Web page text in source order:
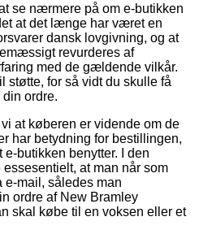
se nærmere på om e-butikken
at det længe har været en
dansk lovgivning, og at
revurderes af
med de gældende vilkår.
støtte, for så vidt du skulle få
ordre.
at køberen er vidende om de
har betydning for bestillingen,
butikken benytter. I den
at man når som
e-mail, således man
ordre af New Bramley
skal købe til en voksen eller et